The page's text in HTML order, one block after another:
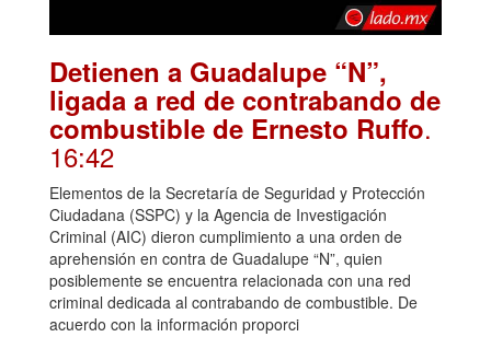
Detienen a Guadalupe “N”,
ligada a red de contrabando de
combustible de Ernesto Ruffo.
16:42
Elementos de la Secretaría de Seguridad y Protección
Ciudadana (SSPC) y la Agencia de Investigación
Criminal (AIC) dieron cumplimiento a una orden de
aprehensión en contra de Guadalupe “N”, quien
posiblemente se encuentra relacionada con una red
criminal dedicada al contrabando de combustible. De
acuerdo con la información proporci